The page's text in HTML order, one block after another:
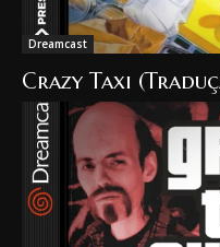
Dreamcast
Crazy Taxi